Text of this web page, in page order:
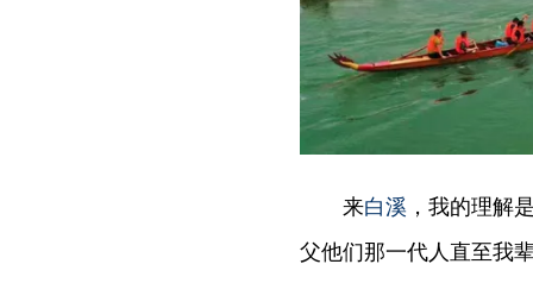
来白溪 ，我的理解
父他们那一代人直至我